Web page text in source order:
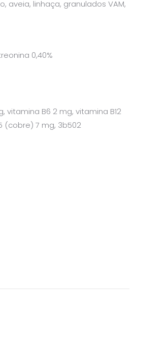
linhaça, granulados VAM,
0,40%
vitamina B6 2 mg, vitamina B12
(cobre) 7 mg, 3b502